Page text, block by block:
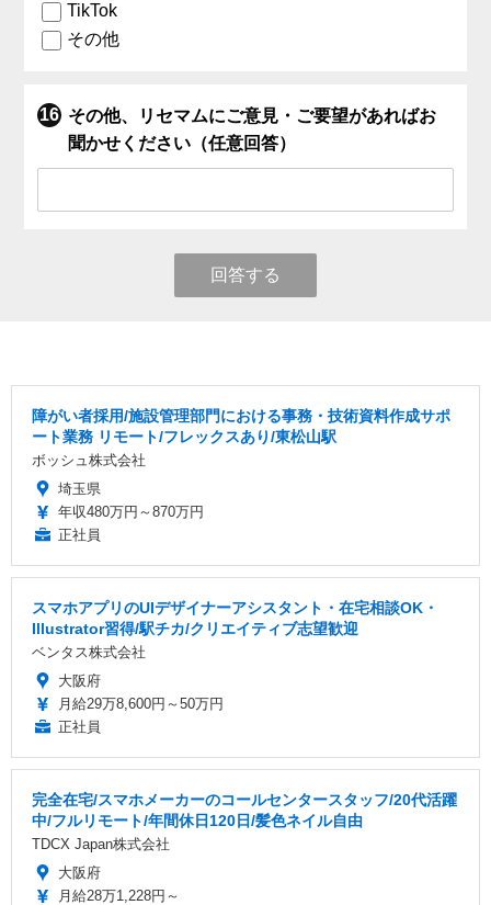
TikTok
その他
その他、リセマムにご意見・ご要望があればお
聞かせください（任意回答）
回答する
障がい者採用/施設管理部門における事務・技術資料作成サポ
ート業務 リモート/フレックスあり/東松山駅
ボッシュ株式会社
埼玉県
年収480万円～870万円
正社員
スマホアプリのUIデザイナーアシスタント・在宅相談OK・
Illustrator習得/駅チカ/クリエイティブ志望歓迎
ベンタス株式会社
大阪府
月給29万8,600円～50万円
正社員
完全在宅/スマホメーカーのコールセンタースタッフ/20代活躍
中/フルリモート/年間休日120日/髪色ネイル自由
TDCX Japan株式会社
大阪府
月給28万1,228円～